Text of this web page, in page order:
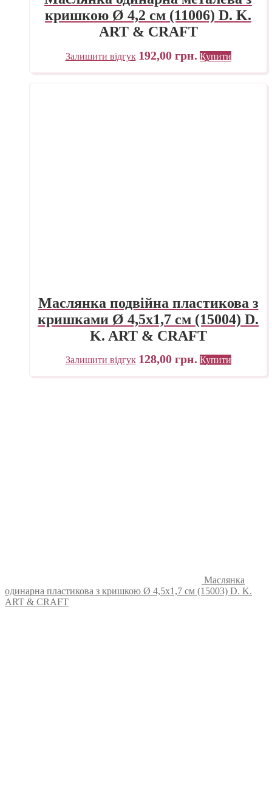
кришкою Ø 4,2 см (11006) D. K.
ART & CRAFT
Залишити відгук 192,00 грн. Купити
Маслянка подвійна пластикова з
кришками Ø 4,5х1,7 см (15004) D.
K. ART & CRAFT
Залишити відгук 128,00 грн. Купити
Маслянка
одинарна пластикова з кришкою Ø 4,5х1,7 см (15003) D. K.
ART & CRAFT